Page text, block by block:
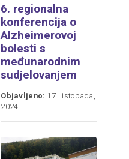
6. regionalna
konferencija o
Alzheimerovoj
bolesti s
međunarodnim
sudjelovanjem
Objavljeno: 17. listopada,
2024